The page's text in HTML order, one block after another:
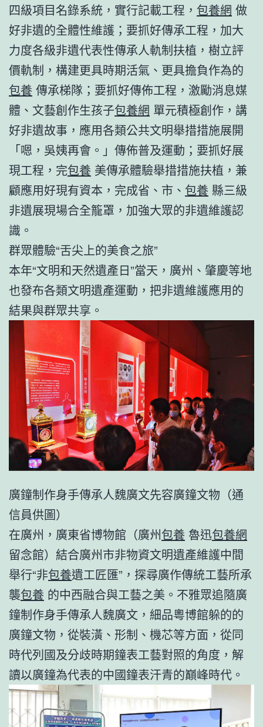
四級項目名錄系統，實行記載工程， 包養網 做
好非遺的全體性維護；要抓好傳承工程，加大
力度各級非遺代表性傳承人軌制扶植，樹立評
價軌制，構建更具時期活氣、更具擔負作為的
包養 傳承梯隊；要抓好傳佈工程，激勵消息媒
體、文藝創作生孩子包養網 單元積極創作，講
好非遺故事，應用各類公共文明舉措措施展開
「嗯，吳姨再會。」傳佈普及運動；要抓好展
現工程，完包養 美傳承體驗舉措措施扶植，兼
顧應用好現有資本，完成省、市、 包養 縣三級
非遺展現場合全籠罩，加強大眾的非遺維護認
識。
群眾體驗“舌尖上的美食之旅”
本年“文明和天然遺產日”當天，廣州、肇慶等地
也發布各類文明遺產運動，把非遺維護應用的
結果與群眾共享。
廣鐘制作身手傳承人魏廣文先容廣鐘文物（通
信員供圖）
在廣州，廣東省博物館（廣州包養 魯迅包養網
留念館）結合廣州市非物資文明遺產維護中間
舉行“非包養遺工匠匯”，探尋廣作傳統工藝所承
襲包養 的中西融合與工藝之美。不雅眾追隨廣
鐘制作身手傳承人魏廣文，細品粵博館躲的的
廣鐘文物，從裝潢、形制、機芯等方面，從同
時代列國及分歧時期鐘表工藝對照的角度，解
讀以廣鐘為代表的中國鐘表汗青的巔峰時代。